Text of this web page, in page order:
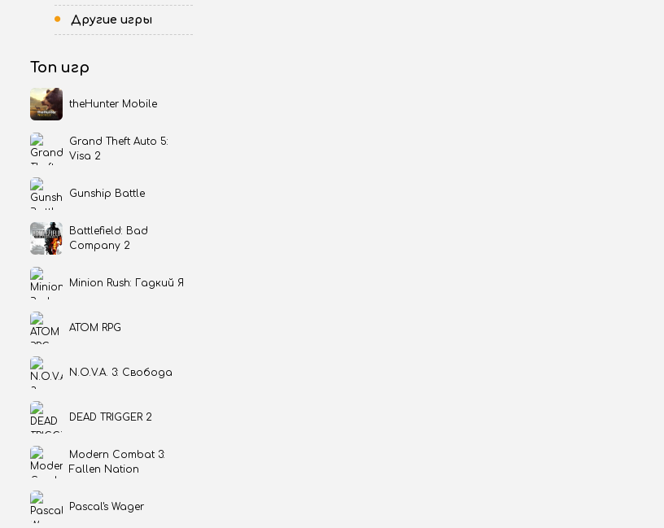
Другие игры
Топ игр
theHunter Mobile
Grand Theft Auto 5:
Visa 2
Gunship Battle
Battlefield: Bad
Company 2
Minion Rush: Гадкий Я
ATOM RPG
N.O.V.A. 3: Свобода
DEAD TRIGGER 2
Modern Combat 3:
Fallen Nation
Pascal's Wager